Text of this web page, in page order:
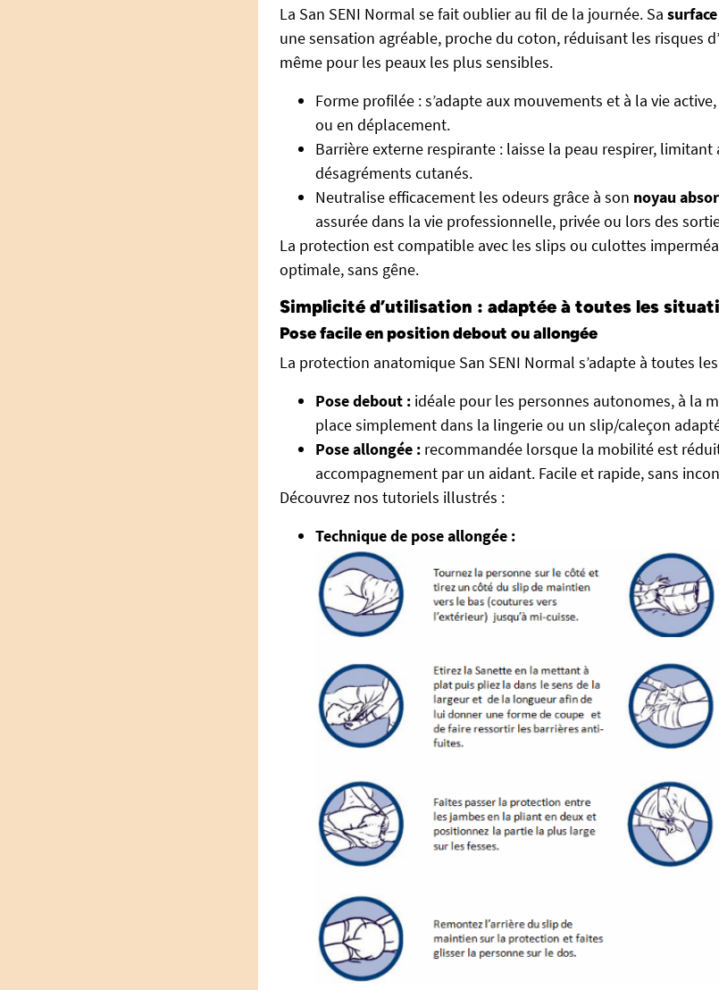
La San SENI Normal se fait oublier au fil de la journée. Sa
une sensation agréable, proche du coton, réduisant les risques
même pour les peaux les plus sensibles.
Forme profilée : s’adapte aux mouvements et à la vie
ou en déplacement.
Barrière externe respirante : laisse la peau respirer,
désagréments cutanés.
Neutralise efficacement les odeurs grâce à son noyau
assurée dans la vie professionnelle, privée ou lors des
La protection est compatible avec les slips ou culottes
optimale, sans gêne.
Simplicité d’utilisation : adaptée à toutes les
Pose facile en position debout ou allongée
La protection anatomique San SENI Normal s’adapte à toutes
Pose debout : idéale pour les personnes autonomes, à la
place simplement dans la lingerie ou un slip/caleçon
Pose allongée : recommandée lorsque la mobilité est
accompagnement par un aidant. Facile et rapide, sans
Découvrez nos tutoriels illustrés :
Technique de pose allongée :